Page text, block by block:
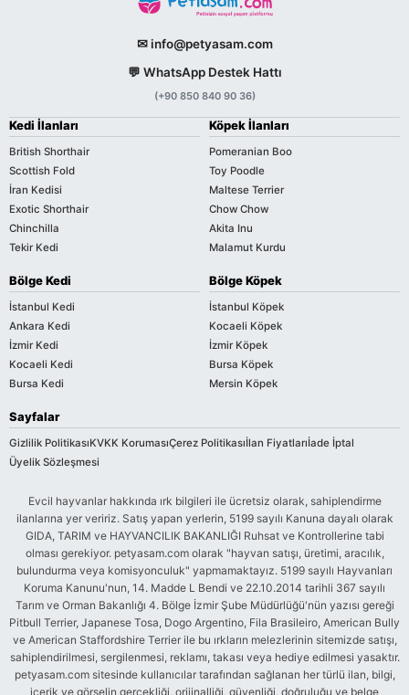
✉ info@petyasam.com
💬 WhatsApp Destek Hattı
(+90 850 840 90 36)
Kedi İlanları
British Shorthair
Scottish Fold
İran Kedisi
Exotic Shorthair
Chinchilla
Tekir Kedi
Köpek İlanları
Pomeranian Boo
Toy Poodle
Maltese Terrier
Chow Chow
Akita Inu
Malamut Kurdu
Bölge Kedi
İstanbul Kedi
Ankara Kedi
İzmir Kedi
Kocaeli Kedi
Bursa Kedi
Bölge Köpek
İstanbul Köpek
Kocaeli Köpek
İzmir Köpek
Bursa Köpek
Mersin Köpek
Sayfalar
Gizlilik PolitikasıKVKK KorumasıÇerez Politikasıİlan Fiyatlarıİade İptal
Üyelik Sözleşmesi
Evcil hayvanlar hakkında ırk bilgileri ile ücretsiz olarak, sahiplendirme
ilanlarına yer veririz. Satış yapan yerlerin, 5199 sayılı Kanuna dayalı olarak
GIDA, TARIM ve HAYVANCILIK BAKANLIĞI Ruhsat ve Kontrollerine tabi
olması gerekiyor. petyasam.com olarak "hayvan satışı, üretimi, aracılık,
bulundurma veya komisyonculuk" yapmamaktayız. 5199 sayılı Hayvanları
Koruma Kanunu'nun, 14. Madde L Bendi ve 22.10.2014 tarihli 367 sayılı
Tarım ve Orman Bakanlığı 4. Bölge İzmir Şube Müdürlüğü'nün yazısı gereği
Pitbull Terrier, Japanese Tosa, Dogo Argentino, Fila Brasileiro, American Bully
ve American Staffordshire Terrier ile bu ırkların melezlerinin sitemizde satışı,
sahiplendirilmesi, sergilenmesi, reklamı, takası veya hediye edilmesi yasaktır.
petyasam.com sitesinde kullanıcılar tarafından sağlanan her türlü ilan, bilgi,
içerik ve görselin gerçekliği, orijinalliği, güvenliği, doğruluğu ve belge